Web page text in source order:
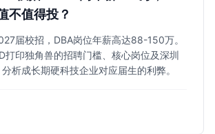
不值得投？
届校招，DBA岗位年薪高达88-150万。
打印独角兽的招聘门槛、核心岗位及深圳
分析成长期硬科技企业对应届生的利弊。